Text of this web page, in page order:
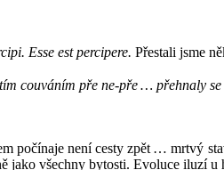
Esse est percipere. Přestali jsme
couváním pře ne-pře … přehnaly
počínaje není cesty zpět … mrtvý
jako všechny bytosti. Evoluce iluzí u